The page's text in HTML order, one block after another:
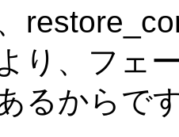
り、フェ
るからで